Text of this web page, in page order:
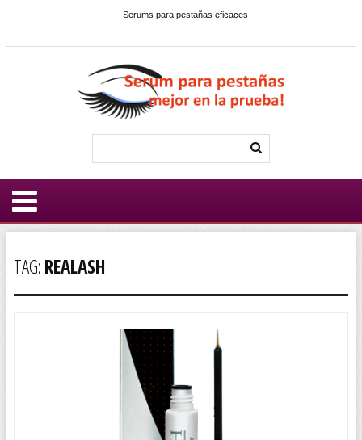
Serums para pestañas eficaces
TAG:REALASH